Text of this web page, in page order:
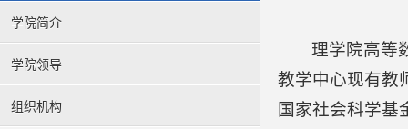
学院简介
学院领导
组织机构
理学院高等
教学中心现有教
国家社会科学基